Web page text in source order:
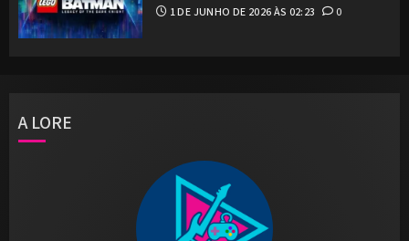
1 DE JUNHO DE 2026 ÀS 02:23 0
A LORE